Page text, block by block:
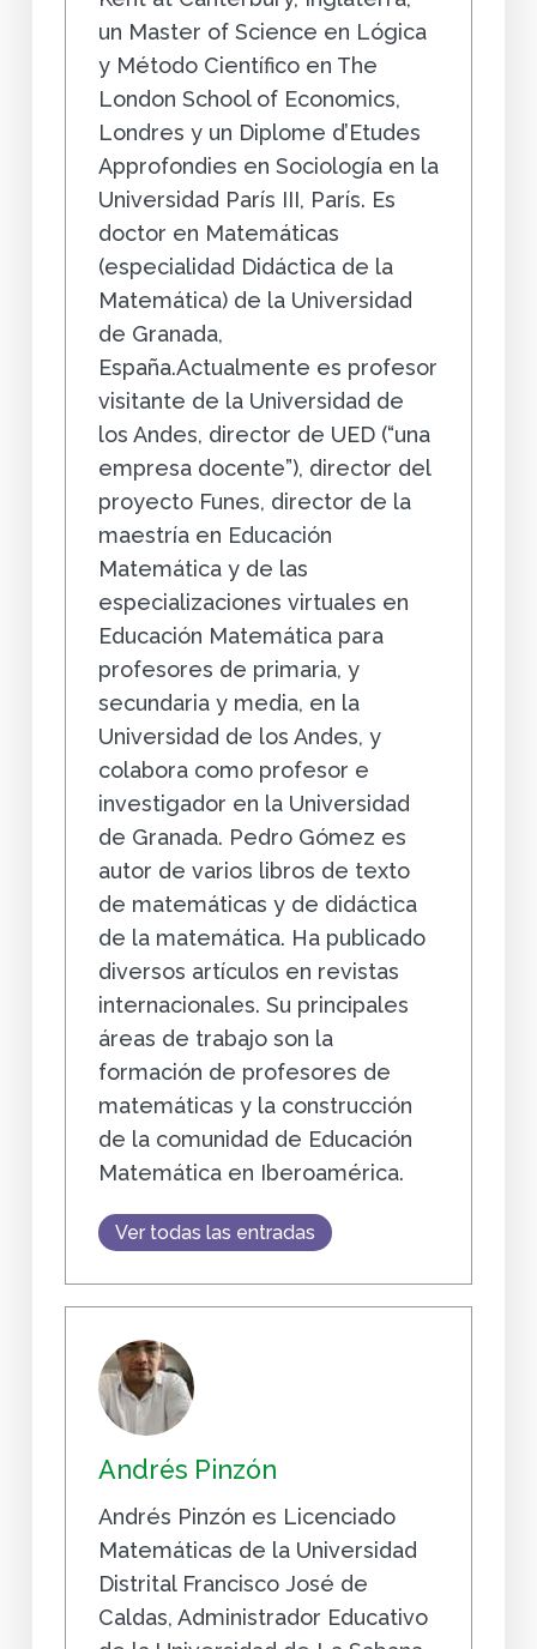
un Master of Science en Lógica
y Método Científico en The
London School of Economics,
Londres y un Diplome d’Etudes
Approfondies en Sociología en la
Universidad París III, París. Es
doctor en Matemáticas
(especialidad Didáctica de la
Matemática) de la Universidad
de Granada,
España.Actualmente es profesor
visitante de la Universidad de
los Andes, director de UED (“una
empresa docente”), director del
proyecto Funes, director de la
maestría en Educación
Matemática y de las
especializaciones virtuales en
Educación Matemática para
profesores de primaria, y
secundaria y media, en la
Universidad de los Andes, y
colabora como profesor e
investigador en la Universidad
de Granada. Pedro Gómez es
autor de varios libros de texto
de matemáticas y de didáctica
de la matemática. Ha publicado
diversos artículos en revistas
internacionales. Su principales
áreas de trabajo son la
formación de profesores de
matemáticas y la construcción
de la comunidad de Educación
Matemática en Iberoamérica.
Ver todas las entradas
Andrés Pinzón
Andrés Pinzón es Licenciado
Matemáticas de la Universidad
Distrital Francisco José de
Caldas, Administrador Educativo